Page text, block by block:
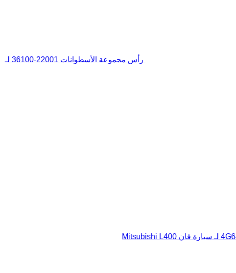
رأس مجموعة الأسطوانات 22001-36100 لـ